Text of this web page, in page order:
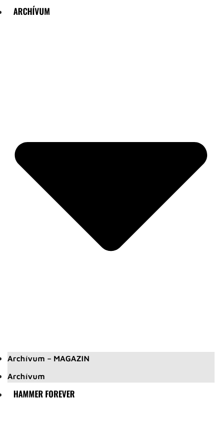
ARCHÍVUM
Archívum – MAGAZIN
Archívum
HAMMER FOREVER